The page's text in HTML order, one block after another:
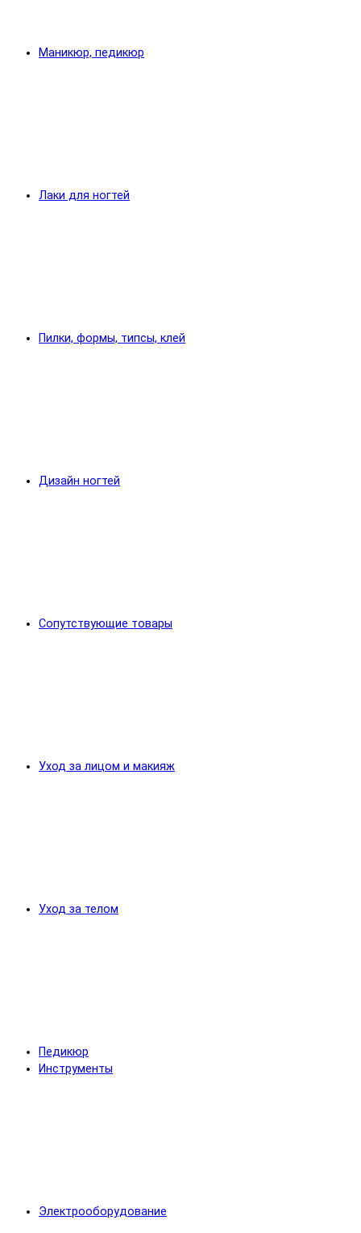
Маникюр, педикюр
Лаки для ногтей
Пилки, формы, типсы, клей
Дизайн ногтей
Сопутствующие товары
Уход за лицом и макияж
Уход за телом
Педикюр
Инструменты
Электрооборудование